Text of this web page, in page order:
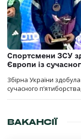
Спортсмени ЗСУ
Європи із
Збірна України
сучасного
ВАКАНСІЇ